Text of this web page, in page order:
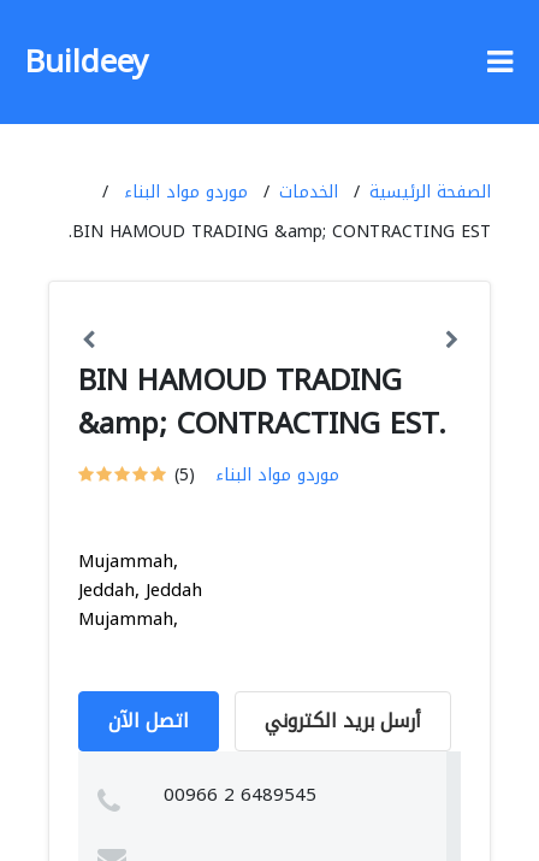
Buildeey
الصفحة الرئيسية الخدمات
موردو مواد البناء
BIN HAMOUD TRADING &amp; CONTRACTING EST.
BIN HAMOUD TRADING
&amp; CONTRACTING EST.
(5) موردو مواد البناء
Mujammah,
Jeddah, Jeddah
Mujammah,
اتصل الآن أرسل بريد الكتروني
00966 2 6489545